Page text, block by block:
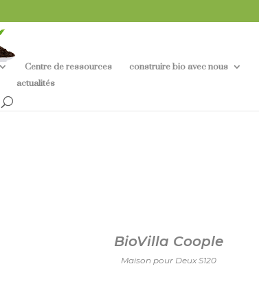
Centre de ressources construire bio avec nous
actualités
BioVilla Coople
Maison pour Deux S120